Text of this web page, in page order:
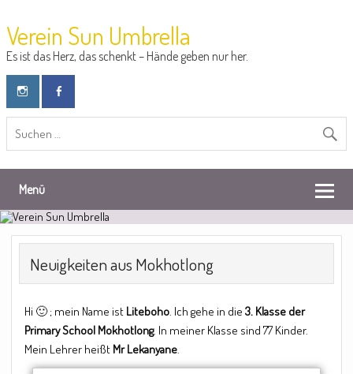
Verein Sun Umbrella
Es ist das Herz, das schenkt – Hände geben nur her.
Menü
Neuigkeiten aus Mokhotlong
Hi 🙂 ; mein Name ist Liteboho. Ich gehe in die3. Klasse der
Primary School Mokhotlong. In meiner Klasse sind 77 Kinder.
Mein Lehrer heißt Mr Lekanyane.